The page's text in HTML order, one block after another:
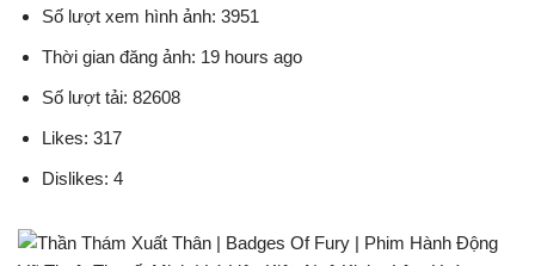
Số lượt xem hình ảnh: 3951
Thời gian đăng ảnh: 19 hours ago
Số lượt tải: 82608
Likes: 317
Dislikes: 4